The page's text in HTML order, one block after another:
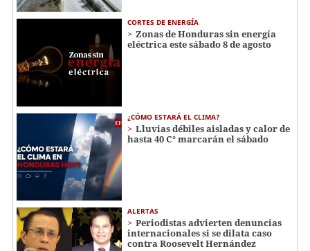
CORTES DE ENERGÍA
Zonas de Honduras sin energía
eléctrica este sábado 8 de agosto
¿CÓMO ESTARÁ EL CLIMA?
Lluvias débiles aisladas y calor de
hasta 40 C° marcarán el sábado
ALERTAS
Periodistas advierten denuncias
internacionales si se dilata caso
contra Roosevelt Hernández